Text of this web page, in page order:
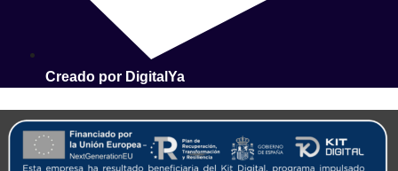
Creado por DigitalYa